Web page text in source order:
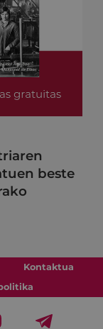
beste
Kontaktua